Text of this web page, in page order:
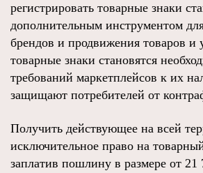
регистрировать товарные знаки
дополнительным инструментом
брендов и продвижения товаров и
товарные знаки становятся
требований маркетплейсов к их
защищают потребителей от
Получить действующее на всей
исключительное право на
заплатив пошлину в размере от 21